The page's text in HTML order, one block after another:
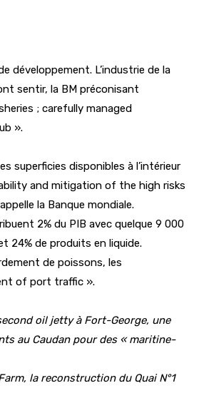
développement. L’industrie de la
sentir, la BM préconisant
; carefully managed
».
superficies disponibles à l’intérieur
and mitigation of the high risks
la Banque mondiale.
2% du PIB avec quelque 9 000
24% de produits en liquide.
de poissons, les
of port traffic ».
oil jetty à Fort-George, une
au Caudan pour des « maritine-
la reconstruction du Quai N°1